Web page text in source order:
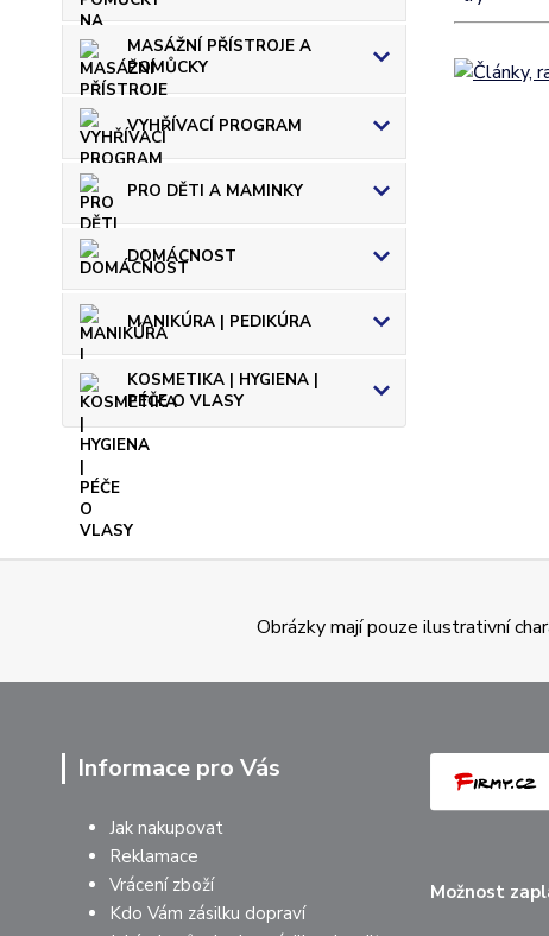
MASÁŽNÍ PŘÍSTROJE A
POMŮCKY
VYHŘÍVACÍ PROGRAM
PRO DĚTI A MAMINKY
DOMÁCNOST
MANIKÚRA | PEDIKÚRA
KOSMETIKA | HYGIENA |
PÉČE O VLASY
Obrázky mají pouze ilustrativní
Informace pro Vás
Jak nakupovat
Reklamace
Vrácení zboží
Kdo Vám zásilku dopraví
Možnost